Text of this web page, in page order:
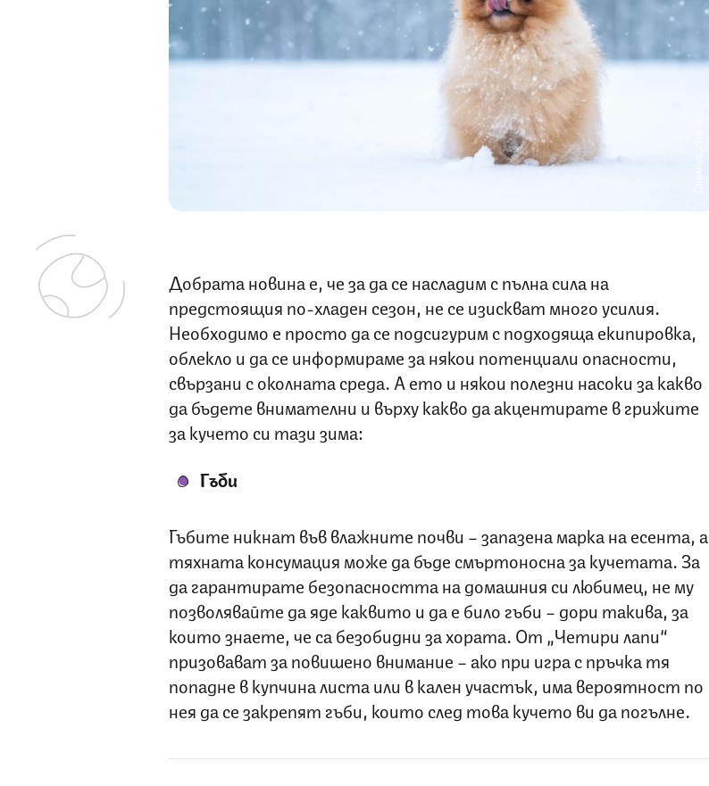
Снимка: iStock
Добрата новина е, че за да се насладим с пълна сила на
предстоящия по-хладен сезон, не се изискват много усилия.
Необходимо е просто да се подсигурим с подходяща екипировка,
облекло и да се информираме за някои потенциали опасности,
свързани с околната среда. А ето и някои полезни насоки за какво
да бъдете внимателни и върху какво да акцентирате в грижите
за кучето си тази зима:
Гъби
Гъбите никнат във влажните почви – запазена марка на есента, а
тяхната консумация може да бъде смъртоносна за кучетата. За
да гарантирате безопасността на домашния си любимец, не му
позволявайте да яде каквито и да е било гъби – дори такива, за
които знаете, че са безобидни за хората. От „Четири лапи“
призовават за повишено внимание – ако при игра с пръчка тя
попадне в купчина листа или в кален участък, има вероятност по
нея да се закрепят гъби, които след това кучето ви да погълне.